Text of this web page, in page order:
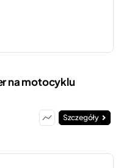
na motocyklu
Szczegóły